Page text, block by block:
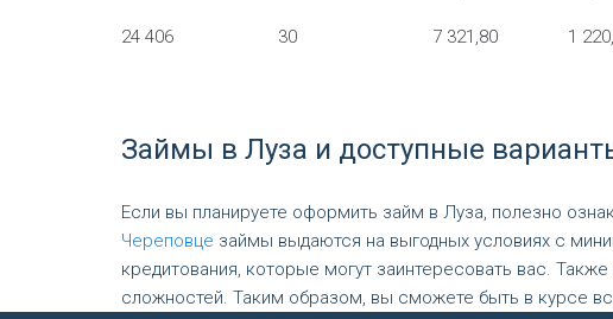
24 406 30 7 321,80 1
Займы в Луза и доступные
Если вы планируете оформить займ в Луза, полезно
Череповце займы выдаются на выгодных условиях с
кредитования, которые могут заинтересовать вас.
сложностей. Таким образом, вы сможете быть в курсе